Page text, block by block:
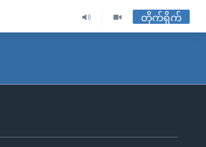
တိုက်ရိုက်